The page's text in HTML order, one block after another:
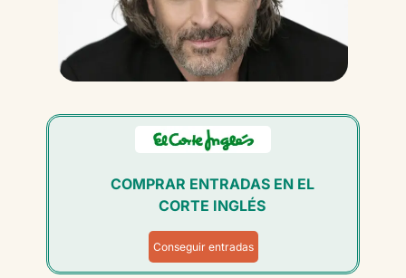
COMPRAR ENTRADAS EN EL
CORTE INGLÉS
Conseguir entradas